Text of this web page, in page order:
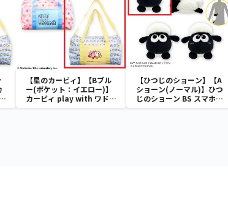
【星のカービィ】【Bブル
ー(ポケット：イエロー)】
カービィ play with ワドル
ディ ボストンバッグ
【ひつじのショーン】【A
ショーン(ノーマル)】ひつ
じのショーン BS スマホシ
ョーンルダー